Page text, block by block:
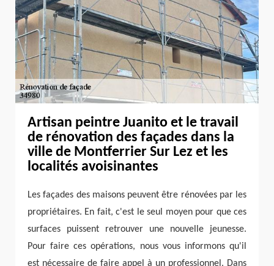
Artisan peintre Juanito et le travail
de rénovation des façades dans la
ville de Montferrier Sur Lez et les
localités avoisinantes
Les façades des maisons peuvent être rénovées par les
propriétaires. En fait, c'est le seul moyen pour que ces
surfaces puissent retrouver une nouvelle jeunesse.
Pour faire ces opérations, nous vous informons qu'il
est nécessaire de faire appel à un professionnel. Dans